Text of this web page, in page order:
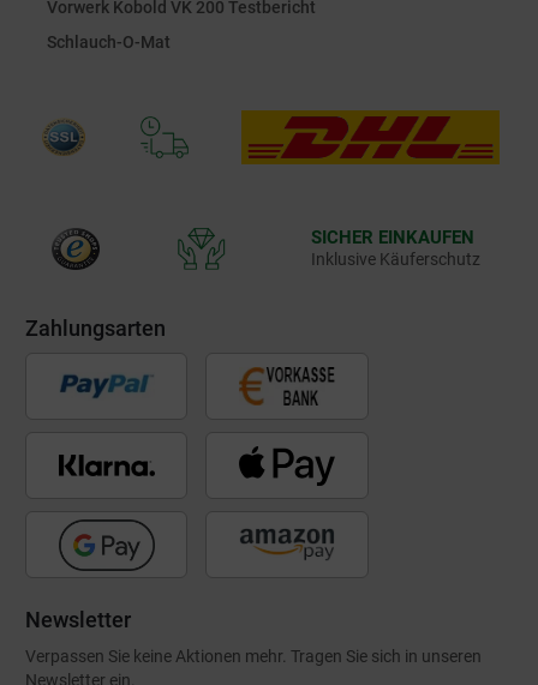
Vorwerk Kobold VK 200 Testbericht
Schlauch-O-Mat
SICHER EINKAUFEN
Inklusive Käuferschutz
Zahlungsarten
Newsletter
Verpassen Sie keine Aktionen mehr. Tragen Sie sich in unseren
Newsletter ein.